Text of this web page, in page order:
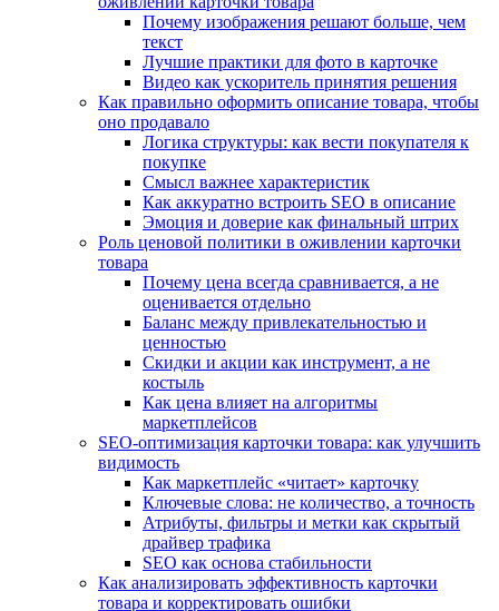
Почему изображения решают больше, чем
текст
Лучшие практики для фото в карточке
Видео как ускоритель принятия решения
Как правильно оформить описание товара, чтобы
оно продавало
Логика структуры: как вести покупателя к
покупке
Смысл важнее характеристик
Как аккуратно встроить SEO в описание
Эмоция и доверие как финальный штрих
Роль ценовой политики в оживлении карточки
товара
Почему цена всегда сравнивается, а не
оценивается отдельно
Баланс между привлекательностью и
ценностью
Скидки и акции как инструмент, а не
костыль
Как цена влияет на алгоритмы
маркетплейсов
SEO-оптимизация карточки товара: как улучшить
видимость
Как маркетплейс «читает» карточку
Ключевые слова: не количество, а точность
Атрибуты, фильтры и метки как скрытый
драйвер трафика
SEO как основа стабильности
Как анализировать эффективность карточки
товара и корректировать ошибки